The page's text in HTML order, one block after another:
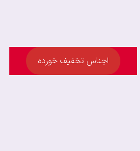
اجناس تخفیف خورده